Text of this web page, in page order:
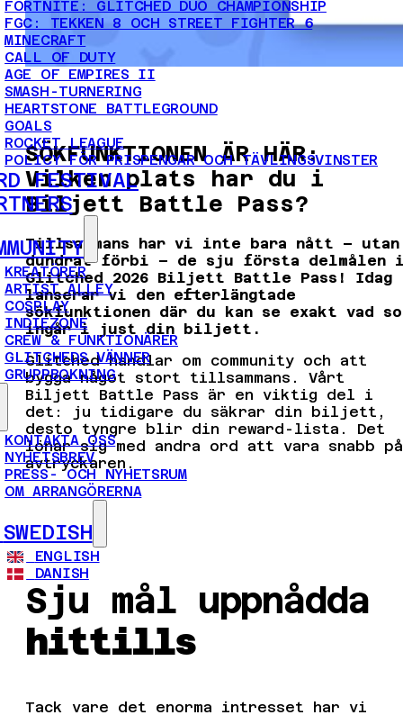
FORTNITE: GLITCHED DUO CHAMPIONSHIP
FGC: TEKKEN 8 OCH STREET FIGHTER 6
MINECRAFT
CALL OF DUTY
AGE OF EMPIRES II
SMASH-TURNERING
HEARTSTONE BATTLEGROUND
GOALS
ROCKET LEAGUE
POLICY FÖR PRISPENGAR OCH TÄVLINGSVINSTER
FESTIVAL
KREATÖRER
ARTIST ALLEY
COSPLAY
INDIEZONE
CREW & FUNKTIONÄRER
GLITCHEDS VÄNNER
GRUPPBOKNING
KONTAKTA OSS
NYHETSBREV
PRESS- OCH NYHETSRUM
OM ARRANGÖRERNA
SWEDISH
ENGLISH
DANISH
SÖKFUNKTIONEN ÄR HÄR:
Vilken plats har du i
Biljett Battle Pass?
Tillsammans har vi inte bara nått – utan
dundrat förbi – de sju första delmålen
Glitched 2026 Biljett Battle Pass! Idag
lanserar vi den efterlängtade
sökfunktionen där du kan se exakt vad
ingår i just din biljett.
Glitched handlar om community och att
bygga något stort tillsammans. Vårt
Biljett Battle Pass är en viktig del i
det: ju tidigare du säkrar din biljett,
desto tyngre blir din reward-lista. Det
lönar sig med andra ord att vara snabb på
avtryckaren.
Sju mål uppnådda
hittills
Tack vare det enorma intresset har vi